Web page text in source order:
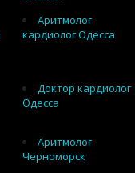
Аритмолог
кардиолог Одесса
Доктор кардиолог
Одесса
Аритмолог
Черноморск